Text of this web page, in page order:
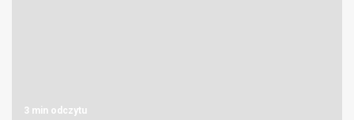
3 min odczytu